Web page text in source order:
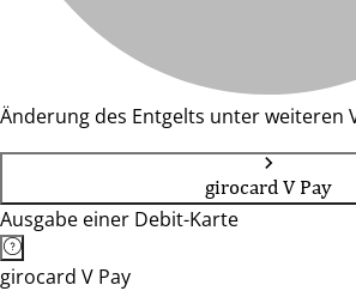
Änderung des Entgelts unter weiteren
girocard V Pay
Ausgabe einer Debit-Karte
girocard V Pay